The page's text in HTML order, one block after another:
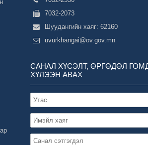
7032-2073
Шуудангийн хаяг: 62160
uvurkhangai@ov.gov.mn
САНАЛ ХҮСЭЛТ, ӨРГӨДӨЛ
ХҮЛЭЭН АВАХ